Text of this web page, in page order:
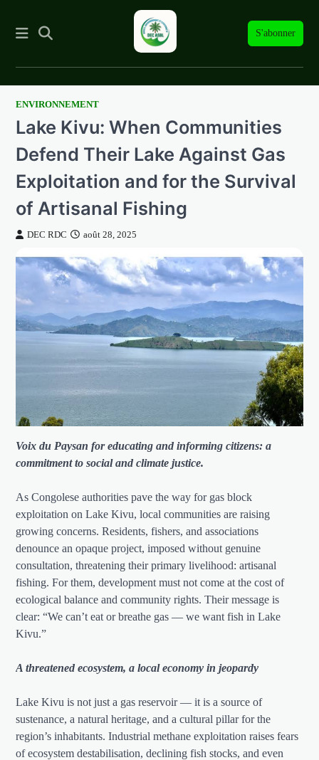
S'abonner
SkipENVIRONNEMENT
Lake Kivu: When Communities
Defend Their Lake Against Gas
Exploitation and for the Survival
of Artisanal Fishing
DEC RDC août 28, 2025
Voix du Paysan for educating and informing citizens: a
commitment to social and climate justice.
As Congolese authorities pave the way for gas block
exploitation on Lake Kivu, local communities are raising
growing concerns. Residents, fishers, and associations
denounce an opaque project, imposed without genuine
consultation, threatening their primary livelihood: artisanal
fishing. For them, development must not come at the cost of
ecological balance and community rights. Their message is
clear: “We can’t eat or breathe gas — we want fish in Lake
Kivu.”
A threatened ecosystem, a local economy in jeopardy
Lake Kivu is not just a gas reservoir — it is a source of
sustenance, a natural heritage, and a cultural pillar for the
region’s inhabitants. Industrial methane exploitation raises fears
of ecosystem destabilisation, declining fish stocks, and even